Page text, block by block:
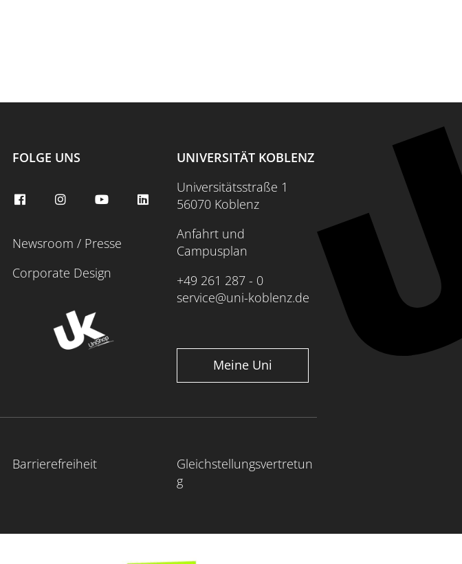
FOLGE UNS
Newsroom / Presse
Corporate Design
UNIVERSITÄT KOBLENZ
Universitätsstraße 1
56070 Koblenz
Anfahrt und
Campusplan
+49 261 287 - 0
service@uni-koblenz.de
Meine Uni
Barrierefreiheit
Gleichstellungsvertretun
g